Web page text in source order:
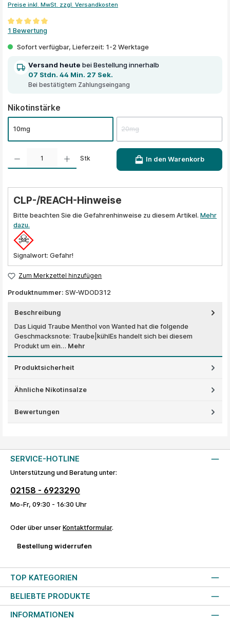
Preise inkl. MwSt. zzgl. Versandkosten
Durchschnittliche Bewertung von 5 von 5 Sternen
1 Bewertung
Sofort verfügbar, Lieferzeit: 1-2 Werktage
Versand heute bei Bestellung innerhalb
07 Stdn. 44 Min. 27 Sek.
Bei bestätigtem Zahlungseingang
Nikotinstärke
10mg 20mg
Produkt Anzahl: Gib den gewünschten Wert ein oder benutze die Schaltflächen um die
Stk In den Warenkorb
CLP-/REACH-Hinweise
Bitte beachten Sie die Gefahrenhinweise zu diesem Artikel. Mehr
dazu.
Signalwort: Gefahr!
Zum Merkzettel hinzufügen
Produktnummer: SW-WDOD312
Beschreibung
Das Liquid Traube Menthol von Wanted hat die folgende
Geschmacksnote: Traube|kühlEs handelt sich bei diesem
Produkt um ein… Mehr
Produktsicherheit
Ähnliche Nikotinsalze
Bewertungen
SERVICE-HOTLINE
Unterstützung und Beratung unter:
02158 - 6923290
Mo-Fr, 09:30 - 16:30 Uhr
Oder über unser Kontaktformular.
Bestellung widerrufen
TOP KATEGORIEN
BELIEBTE PRODUKTE
INFORMATIONEN